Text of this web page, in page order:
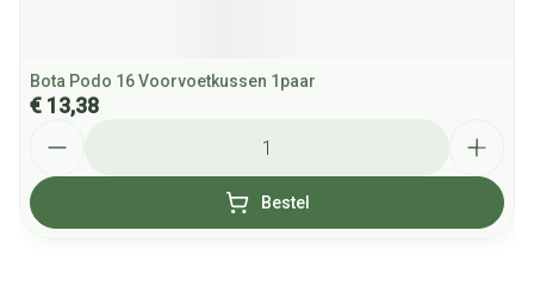
Bota Podo 16 Voorvoetkussen 1paar
€ 13,38
Bestel